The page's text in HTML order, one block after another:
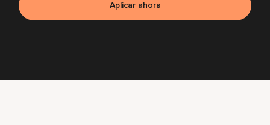
Aplicar ahora